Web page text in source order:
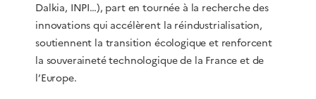
Dalkia, INPI…), part en tournée à la recherche des
innovations qui accélèrent la réindustrialisation,
soutiennent la transition écologique et renforcent
la souveraineté technologique de la France et de
l’Europe.